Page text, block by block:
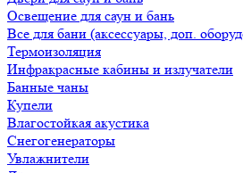
Освещение для саун и бань
Все для бани (аксессуары, доп.
Термоизоляция
Инфракрасные кабины и излучатели
Банные чаны
Купели
Влагостойкая акустика
Снегогенераторы
Увлажнители